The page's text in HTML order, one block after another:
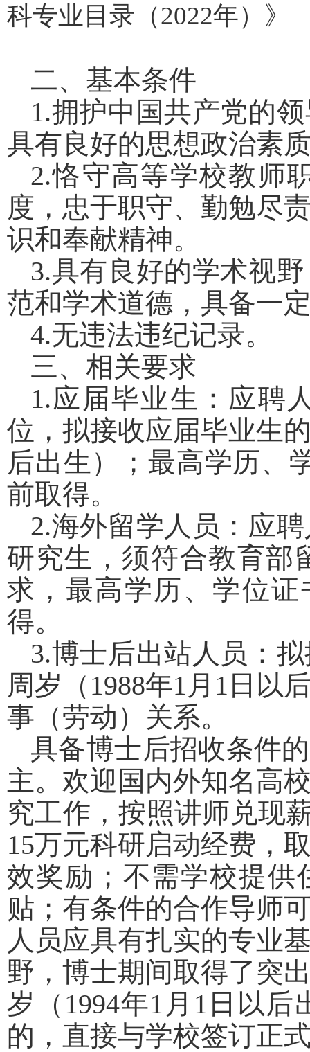
科专业目录（2022年）》
二、基本条件
1.拥护中国共产党的
具有良好的思想政治素
2.恪守高等学校教师
度，忠于职守、勤勉尽
识和奉献精神。
3.具有良好的学术视
范和学术道德，具备一
4.无违法违纪记录。
三、相关要求
1.应届毕业生： 应聘
位，拟接收应届毕业生
后出生）；最高学历、
前取得。
2.海外留学人员： 应
研究生，须符合教育部
求，最高学历、学位
得。
3.博士后出站人员：
周岁（ 1988年1 月 1 日以
事（劳动）关系。
具备博士后招收条件
主。欢迎国内外知名高
究工作，按照讲师兑现
15万元科研启动经费，
效奖励；不需学校提供
贴；有条件的合作导师
人员应具有扎实的专业
野，博士期间取得了突
岁（ 1994年1 月 1 日以后
的，直接与学校签订正